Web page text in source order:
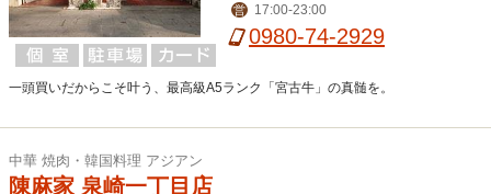
営 17:00-23:00
0980-74-2929
一頭買いだからこそ叶う、最高級A5ランク「宮古牛」の真髄を。
中華 焼肉・韓国料理 アジアン
陳麻家 泉崎一丁目店